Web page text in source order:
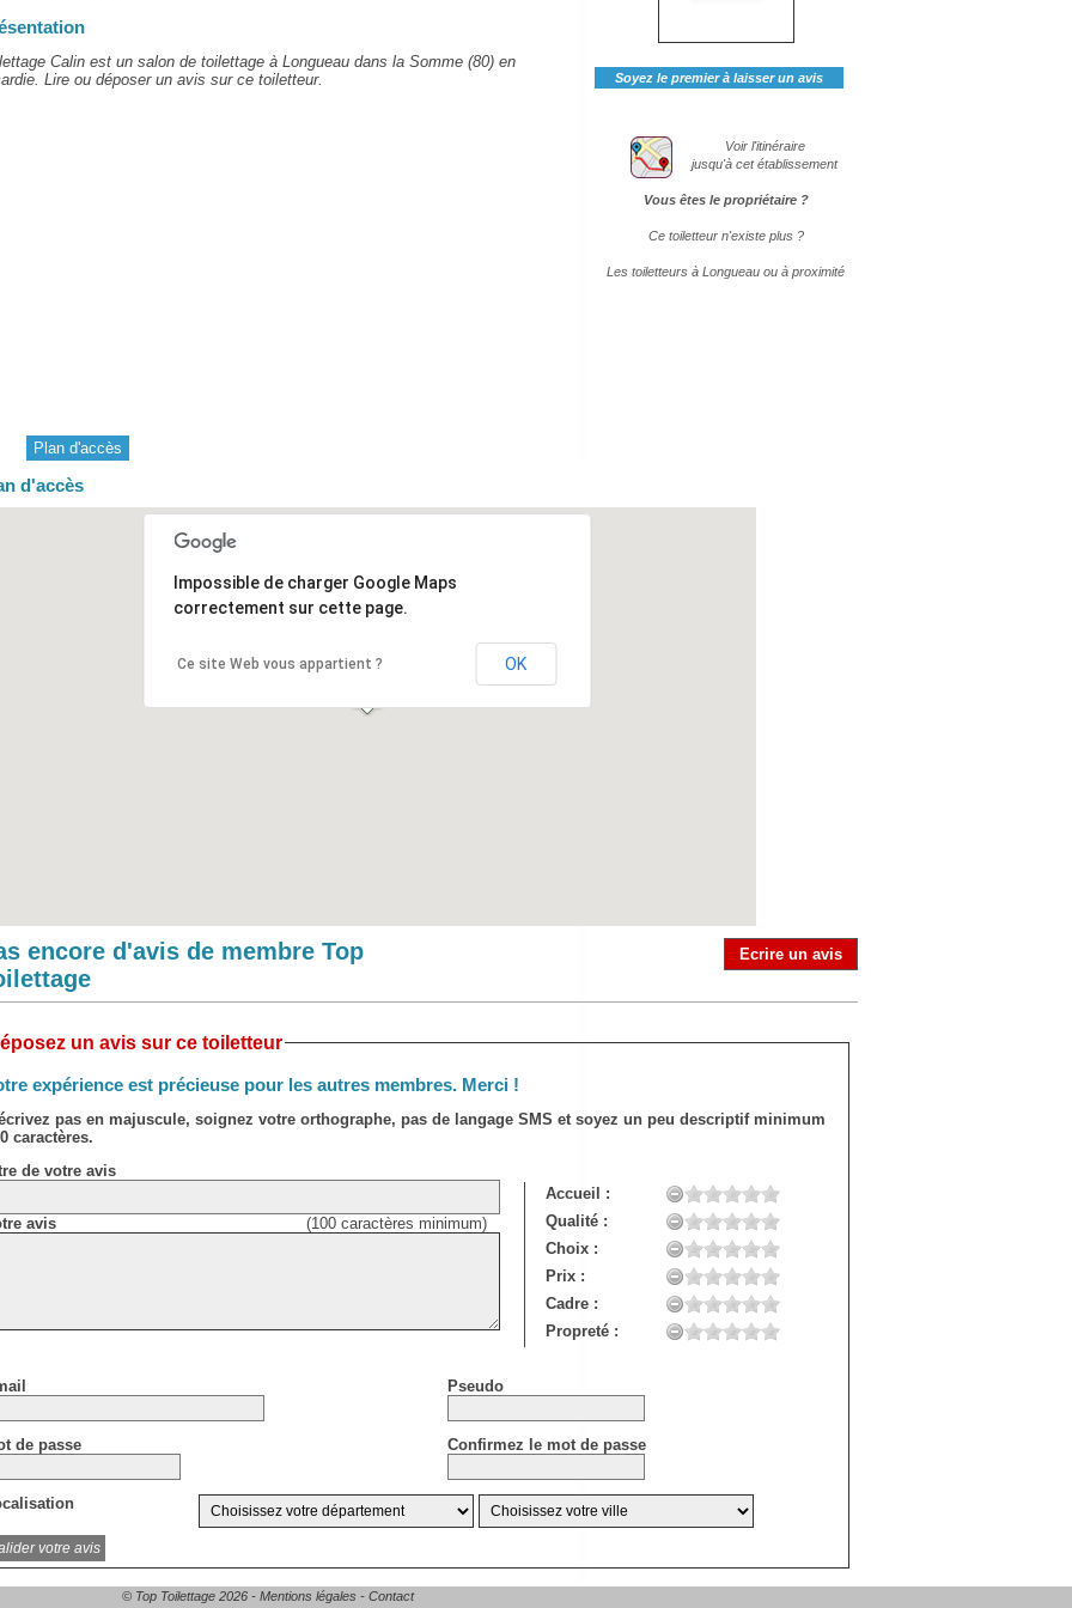
Calin est un salon de toilettage à Longueau dans la Somme (80) en
Lire ou déposer un avis sur ce toiletteur.
Soyez le premier à laisser un avis
Voir l'itinéraire
jusqu'à cet établissement
Vous êtes le propriétaire ?
Ce toiletteur n'existe plus ?
Les toiletteurs à Longueau ou à proximité
Plan d'accès
d'accès
Impossible de charger Google Maps
correctement sur cette page.
Ce site Web vous appartient ? OK
encore d'avis de membre Top
Ecrire un avis
un avis sur ce toiletteur
expérience est précieuse pour les autres membres. Merci !
pas en majuscule, soignez votre orthographe, pas de langage SMS et soyez un peu descriptif minimum
caractères.
de votre avis
avis (100 caractères minimum)
Accueil :
Qualité :
Choix :
Prix :
Cadre :
Propreté :
Pseudo
de passe Confirmez le mot de passe
© Top Toilettage 2026 - Mentions légales - Contact